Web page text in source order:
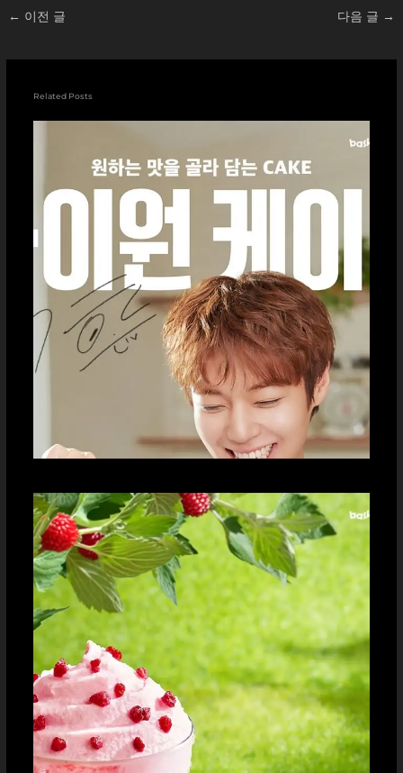
← 이전 글 다음 글 →
Related Posts